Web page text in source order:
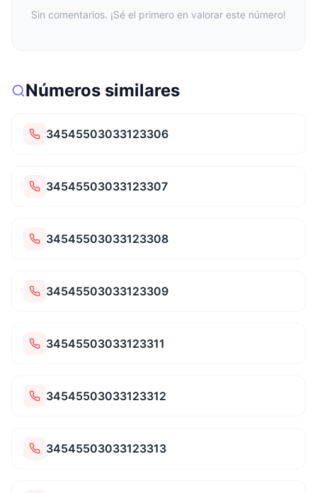
Sin comentarios. ¡Sé el primero en valorar este número!
Números similares
34545503033123306
34545503033123307
34545503033123308
34545503033123309
34545503033123311
34545503033123312
34545503033123313